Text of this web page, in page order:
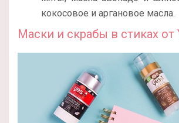
кокосовое и аргановое масла.
Маски и скрабы в стиках от